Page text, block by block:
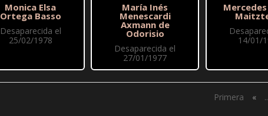
Monica Elsa
Ortega Basso
Desaparecida el
25/02/1978
María Inés
Menescardi
Axmann de
Odorisio
Desaparecida el
27/01/1977
14/01/
Primera «